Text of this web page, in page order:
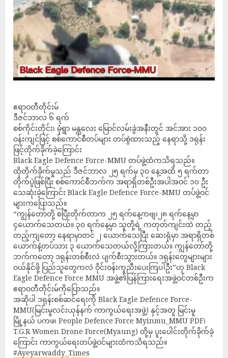
ဧရာဝတီတိုင်းမ်
ဒီဇင်ဘာလ ၆ ရက်
စစ်ကိုင်းတိုင်း၊ မုံရွာ မန္တလေး မြောင်လမ်းခွဲအနီးတွင် အင်အား ၁၀၀
ဝန်းကျင်ဖြင့် စစ်ကောင်စီတပ်များ တပ်စွဲထားသည့် နေရာသို့ ဒရုန်း
ဖြင့်တိုက်ခိုက်ခဲ့ကြောင်း
Black Eagle Defence Force-MMU တပ်ဖွဲ့ထံကသိရသည်။
ထိုတိုက်ခိုက်မှုသည် ဒီဇင်ဘာလ ၂၅ ရက်မှ ၃၀ နေ့အထိ ၅ ရက်တာ
တိုက်ပွဲဖြစ်ပြီး စစ်ကောင်စီဘက်က အရာရှိတစ်ဦးအပါအဝင် ၁၀ ဦး
သေဆုံးခဲ့ကြောင်း Black Eagle Defence Force-MMU တပ်ဖွဲ့ဝင်
များကပြောသည်။
“ကျွန်တော်တို့ စပြီးတိုက်တာက ၂၅ ရက်နေ့ကဗျ၊၂၈ ရက်နေ့မှာ
၄ယောက်သေတယ်။ ၃၀ ရက်နေ့မှာ သူတို့ရဲ့ ကတုတ်ကျင်းထဲ တည့်
တည့်ကျတော့ နေရာမှာတင် ၂ ယောက်သေပြီး ဆေးရုံမှာ အရာရှိတစ်
ယောက်နဲ့တပ်သား ၃ ယောက်သေတယ်လို့ကြားတယ်။ ကျွန်တော်တို့
ဘက်ကတော့ ဒရုန်းတစ်စီးလဲ ပျက်စီးသွားတယ်။ ဒရုန်းတွေများများ
ဝယ်နိုင်ဖို့ ပြည်သူတွေကလဲ ဝိုင်းဝန်းကူညီးပေးကြပါဦး”ဟု Black
Eagle Defence Force MMU အဖွဲ့၏ပြန်ကြားရေးအဖွဲ့ဝင်တစ်ဦးက
ဧရာဝတီတိုင်းမ်ကိုပြောသည်။
အဆိုပါ ဒရုန်းစစ်ဆင်ရေးကို Black Eagle Defence Force-
MMU(မြင်းမူလင်းယုန်နက် ကာကွယ်ရေးအဖွဲ့) နှင့်အတူ မြင်းမူ
မြို့နယ် ပကဖ၊ People Defence Force Myinmu_MMU PDF၊
T.G.R Women Drone Force(Myaung) တို့မှ ပူးပေါင်းတိုက်ခိုက်ခဲ့
ကြောင်း ကာကွယ်ရေးတပ်ဖွဲ့ဝင်များထံကသိရသည်။
#Ayeyarwaddy_Times